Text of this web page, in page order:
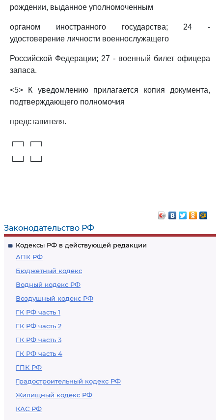
Законодательство РФ
Кодексы РФ в действующей редакции
АПК РФ
Бюджетный кодекс
Водный кодекс РФ
Воздушный кодекс РФ
ГК РФ часть 1
ГК РФ часть 2
ГК РФ часть 3
ГК РФ часть 4
ГПК РФ
Градостроительный кодекс РФ
Жилищный кодекс РФ
КАС РФ
рождении, выданное уполномоченным
органом иностранного государства; 24 -
удостоверение личности военнослужащего
Российской Федерации; 27 - военный билет офицера
запаса.
<5> К уведомлению прилагается копия документа,
подтверждающего полномочия
представителя.
┌─┐ ┌─┐
└─┘ └─┘